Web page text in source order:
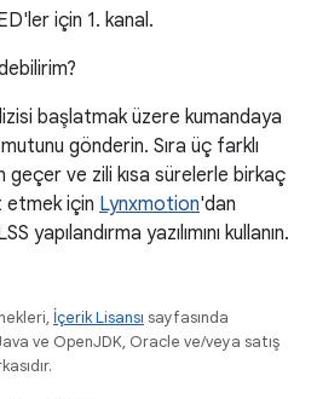
için 1. kanal.
başlatmak üzere kumandaya
gönderin. Sıra üç farklı
geçer ve zili kısa sürelerle birkaç
etmek için Lynxmotion'dan
yapılandırma yazılımını kullanın.
İçerik Lisansı sayfasında
ve OpenJDK, Oracle ve/veya satış